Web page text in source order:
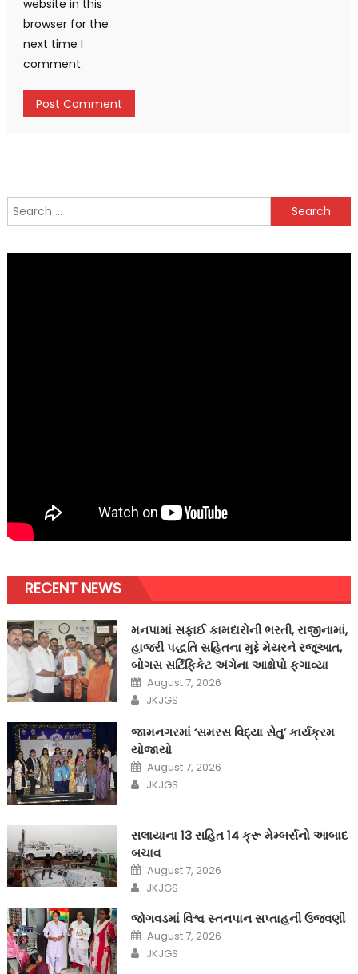
website in this
browser for the
next time I
comment.
Search
for:
RECENT NEWS
મનપામાં સફાઈ કામદારોની ભરતી, રાજીનામાં,
હાજરી પદ્ધતિ સહિતના મુદ્દે મેયરને રજૂઆત,
બોગસ સર્ટિફિકેટ અંગેના આક્ષેપો ફગાવ્યા
Posted
on
August 7, 2026
Author
JKJGS
જામનગરમાં ‘સમરસ વિદ્યા સેતુ’ કાર્યક્રમ
યોજાયો
Posted
on
August 7, 2026
Author
JKJGS
સલાયાના 13 સહિત 14 ક્રૂ મેમ્બર્સનો આબાદ
બચાવ‎
Posted
on
August 7, 2026
Author
JKJGS
જોગવડમાં વિશ્વ સ્તનપાન સપ્તાહની ઉજવણી
Posted
on
August 7, 2026
Author
JKJGS